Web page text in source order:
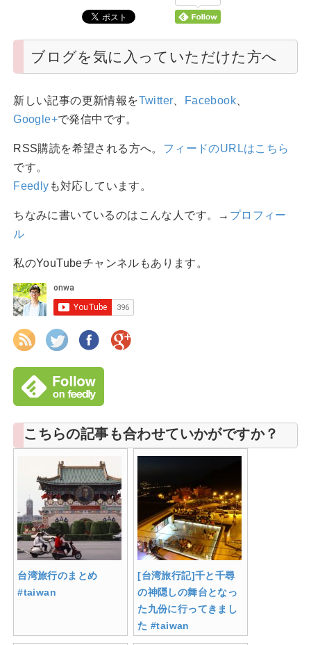
ブログを気に入っていただけた方へ
新しい記事の更新情報をTwitter Facebook
Google+で発信中です。
RSS購読を希望される方へ。 フィードのURLはこちら
です。
Feedly も対応しています。
ちなみに書いているのはこんな人です。→ プロフィー
ル
私のYouTubeチャンネルもあります。
こちらの記事も合わせていかがですか？
台湾旅行のまとめ
#taiwan
[台湾旅行記]千と千尋
の神隠しの舞台となっ
た九份に行ってきまし
た #taiwan